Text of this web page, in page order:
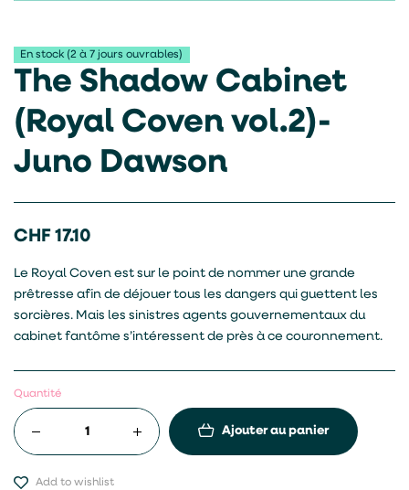
En stock (2 à 7 jours ouvrables)
The Shadow Cabinet
(Royal Coven vol.2)-
Juno Dawson
CHF 17.10
Le Royal Coven est sur le point de nommer une grande
prêtresse afin de déjouer tous les dangers qui guettent les
sorcières. Mais les sinistres agents gouvernementaux du
cabinet fantôme s’intéressent de près à ce couronnement.
Quantité
Ajouter au panier
Add to wishlist